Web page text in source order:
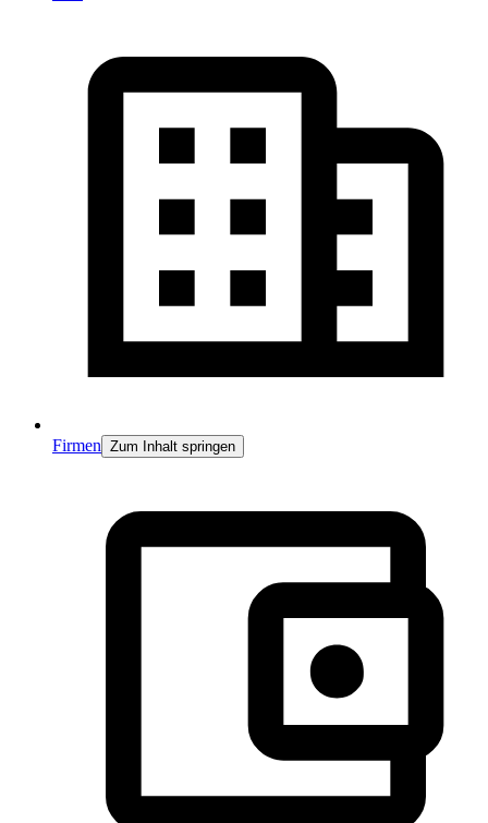
Firmen Zum Inhalt springen